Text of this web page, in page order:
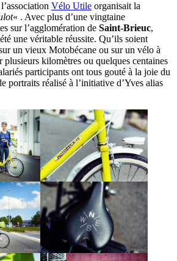
Vélo Utile organisait la
« . Avec plus d’une vingtaine
sur l’agglomération de Saint-Brieuc,
une véritable réussite. Qu’ils soient
un vieux Motobécane ou sur un vélo à
plusieurs kilomètres ou quelques centaines
participants ont tous gouté à la joie du
portraits réalisé à l’initiative d’Yves alias